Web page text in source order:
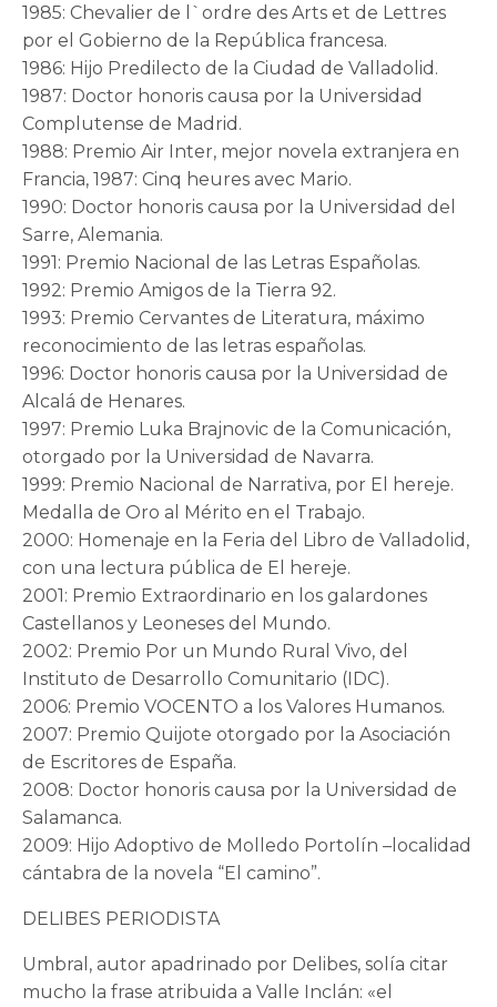
1985: Chevalier de l`ordre des Arts et de Lettres
por el Gobierno de la República francesa.
1986: Hijo Predilecto de la Ciudad de Valladolid.
1987: Doctor honoris causa por la Universidad
Complutense de Madrid.
1988: Premio Air Inter, mejor novela extranjera en
Francia, 1987: Cinq heures avec Mario.
1990: Doctor honoris causa por la Universidad del
Sarre, Alemania.
1991: Premio Nacional de las Letras Españolas.
1992: Premio Amigos de la Tierra 92.
1993: Premio Cervantes de Literatura, máximo
reconocimiento de las letras españolas.
1996: Doctor honoris causa por la Universidad de
Alcalá de Henares.
1997: Premio Luka Brajnovic de la Comunicación,
otorgado por la Universidad de Navarra.
1999: Premio Nacional de Narrativa, por El hereje.
Medalla de Oro al Mérito en el Trabajo.
2000: Homenaje en la Feria del Libro de Valladolid,
con una lectura pública de El hereje.
2001: Premio Extraordinario en los galardones
Castellanos y Leoneses del Mundo.
2002: Premio Por un Mundo Rural Vivo, del
Instituto de Desarrollo Comunitario (IDC).
2006: Premio VOCENTO a los Valores Humanos.
2007: Premio Quijote otorgado por la Asociación
de Escritores de España.
2008: Doctor honoris causa por la Universidad de
Salamanca.
2009: Hijo Adoptivo de Molledo Portolín –localidad
cántabra de la novela “El camino”.
DELIBES PERIODISTA
Umbral, autor apadrinado por Delibes, solía citar
mucho la frase atribuida a Valle Inclán: «el